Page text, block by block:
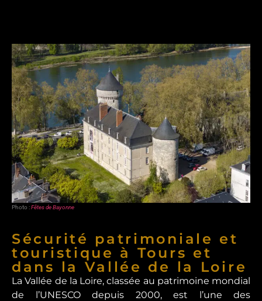
Photo :Fêtes de Bayonne
Sécurité patrimoniale et
touristique à Tours et
dans la Vallée de la Loire
La Vallée de la Loire, classée au patrimoine mondial
de l’UNESCO depuis 2000, est l’une des